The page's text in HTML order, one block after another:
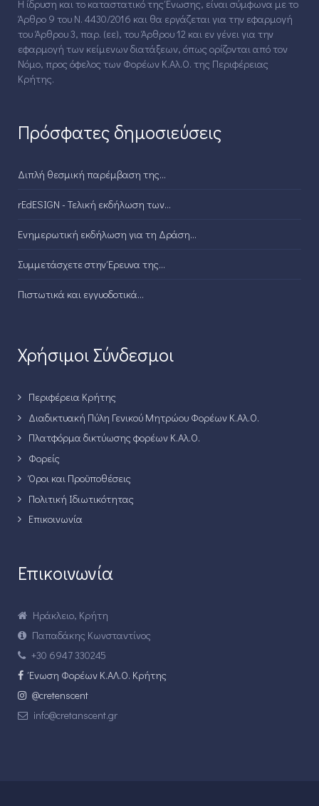
Η ίδρυση και το καταστατικό της Ένωσης, είναι σύμφωνα με το
Άρθρο 9 του Ν. 4430/2016 και θα εργάζεται για την εφαρμογή
του Άρθρου 3, παρ. (εε), του Άρθρου 12 και εν γένει για την
εφαρμογή των κείμενων διατάξεων, όπως ορίζονται από τον
Νόμο, προς όφελος των Φορέων Κ.Αλ.Ο. της Περιφέρειας
Κρήτης.
Πρόσφατες δημοσιεύσεις
Διπλή θεσμική παρέμβαση της...
rEdESIGN - Τελική εκδήλωση των...
Ενημερωτική εκδήλωση για τη Δράση...
Συμμετάσχετε στην Έρευνα της...
Πιστωτικά και εγγυοδοτικά...
Χρήσιμοι Σύνδεσμοι
Περιφέρεια Κρήτης
Διαδικτυακή Πύλη Γενικού Μητρώου Φορέων Κ.Αλ.Ο.
Πλατφόρμα δικτύωσης φορέων Κ.Αλ.Ο.
Φορείς
Όροι και Προϋποθέσεις
Πολιτική Ιδιωτικότητας
Επικοινωνία
Επικοινωνία
Ηράκλειο, Κρήτη
Παπαδάκης Κωνσταντίνος
+30 6947 330245
Ένωση Φορέων Κ.ΑΛ.Ο. Κρήτης
@cretenscent
info@cretanscent.gr